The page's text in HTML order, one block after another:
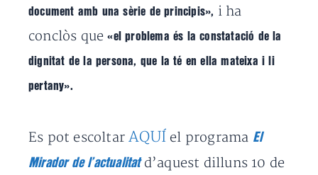
document amb una sèrie de principis», i ha
conclòs que «el problema és la constatació de la
dignitat de la persona, que la té en ella mateixa i li
pertany».
Es pot escoltarAQUÍ el programa El
Mirador de l’actualitatd’aquest dilluns 10 de